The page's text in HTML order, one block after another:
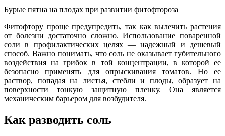
Бурые пятна на плодах при развитии фитофтороза
Фитофтору проще предупредить, так как вылечить растения
от болезни достаточно сложно. Использование поваренной
соли в профилактических целях — надежный и дешевый
способ. Важно понимать, что соль не оказывает губительного
воздействия на грибок в той концентрации, в которой ее
безопасно применять для опрыскивания томатов. Но ее
раствор, попадая на листья, стебли и плоды, образует на
поверхности тонкую защитную пленку. Она является
механическим барьером для возбудителя.
Как разводить соль